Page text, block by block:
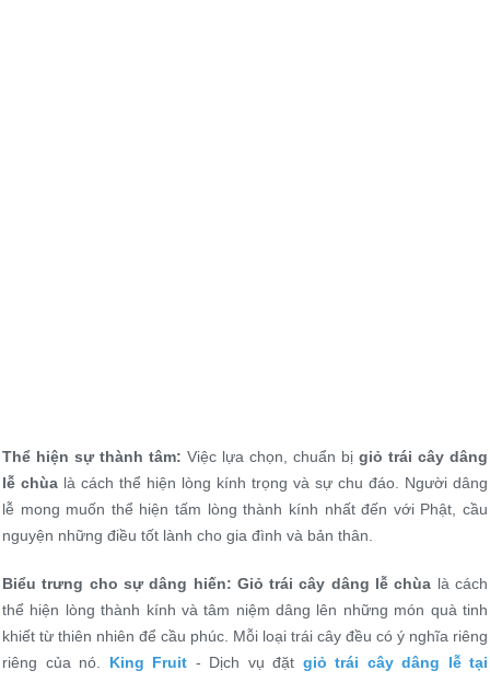
Thể hiện sự thành tâm: Việc lựa chọn, chuẩn bị giỏ trái cây dâng
lễ chùa là cách thể hiện lòng kính trọng và sự chu đáo. Người dâng
lễ mong muốn thể hiện tấm lòng thành kính nhất đến với Phật, cầu
nguyện những điều tốt lành cho gia đình và bản thân.
Biểu trưng cho sự dâng hiến: Giỏ trái cây dâng lễ chùa là cách
thể hiện lòng thành kính và tâm niệm dâng lên những món quà tinh
khiết từ thiên nhiên để cầu phúc. Mỗi loại trái cây đều có ý nghĩa riêng
riêng của nó. King Fruit - Dịch vụ đặt giỏ trái cây dâng lễ tại